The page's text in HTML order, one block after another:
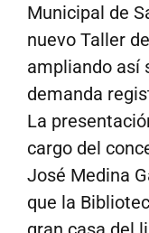
Municipal de
nuevo Taller
ampliando así
demanda
La
cargo del
José Medina
que la